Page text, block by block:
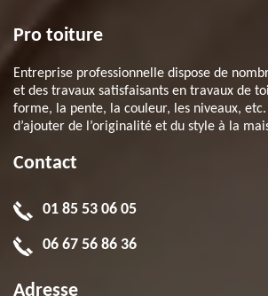
Pro toiture
Entreprise professionnelle dispose de
et des travaux satisfaisants en travaux de
forme, la pente, la couleur, les niveaux,
d’ajouter de l’originalité et du style à la
Contact
01 85 53 06 05
06 67 56 86 36
Adresse